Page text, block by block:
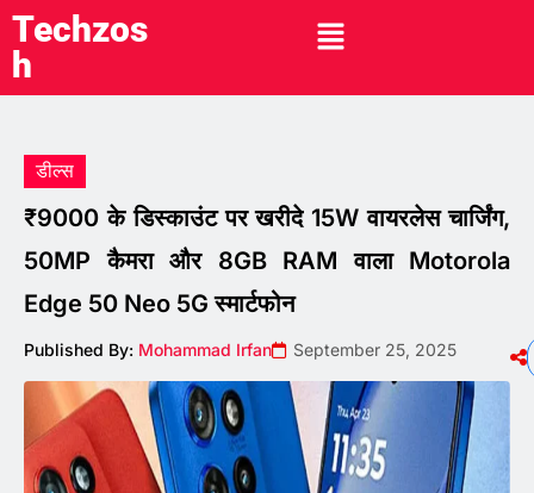
Techzos
h
डील्स
₹9000 के डिस्काउंट पर खरीदे 15W वायरलेस चार्जिंग,
50MP कैमरा और 8GB RAM वाला Motorola
Edge 50 Neo 5G स्मार्टफोन
Published By: Mohammad Irfan September 25, 2025